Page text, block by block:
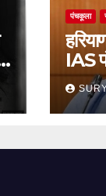
पंचकूला
IAS